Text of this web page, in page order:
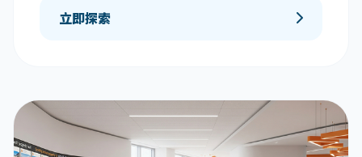
立即探索